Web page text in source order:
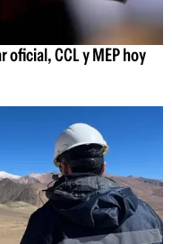
oficial, CCL y MEP hoy